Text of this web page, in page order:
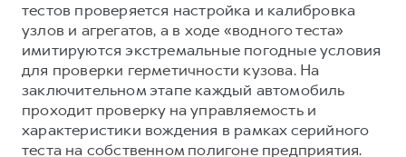
тестов проверяется настройка и калибровка
узлов и агрегатов, а в ходе «водного теста»
имитируются экстремальные погодные условия
для проверки герметичности кузова. На
заключительном этапе каждый автомобиль
проходит проверку на управляемость и
характеристики вождения в рамках серийного
теста на собственном полигоне предприятия.